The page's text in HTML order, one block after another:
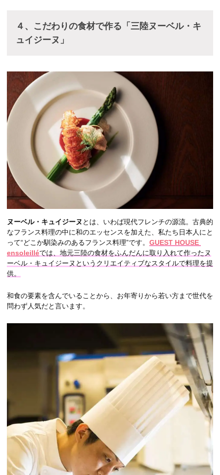
４、こだわりの食材で作る「三陸ヌーベル・キ
ュイジーヌ」
ヌーベル・キュイジーヌ とは、いわば現代フレンチの源流。古典的
なフランス料理の中に和のエッセンスを加えた、私たち日本人にと
って“どこか馴染みのあるフランス料理”です。 GUEST HOUSE
ensoleilléでは、地元三陸の食材をふんだんに取り入れて作ったヌ
ーベル・キュイジーヌというクリエイティブなスタイルで料理を提
供。
和食の要素を含んでいることから、お年寄りから若い方まで世代を
問わず人気だと言います。